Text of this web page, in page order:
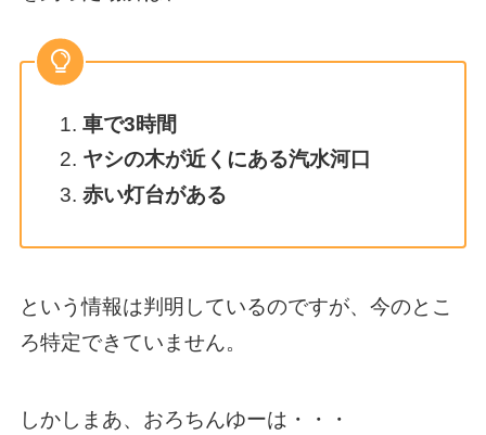
車で3時間
ヤシの木が近くにある汽水河口
赤い灯台がある
という情報は判明しているのですが、今のとこ
ろ特定できていません。
しかしまあ、おろちんゆーは・・・